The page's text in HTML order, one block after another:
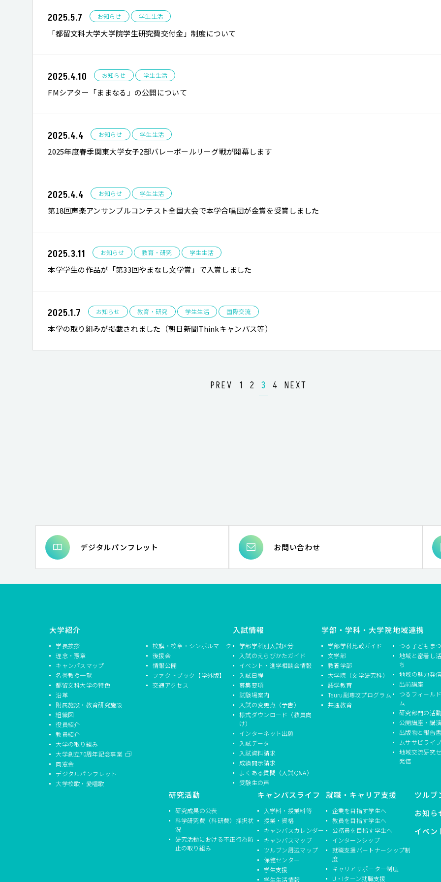
2025.5.7 お知らせ 学生生活
「都留文科大学大学院学生研究費交付金」制度について
2025.4.10 お知らせ 学生生活
FMシアター「ままなる」の公開について
2025.4.4 お知らせ 学生生活
2025年度春季関東大学女子2部バレーボールリーグ戦が開幕します
2025.4.4 お知らせ 学生生活
第18回声楽アンサンブルコンテスト全国大会で本学合唱団が金賞を受賞しました
2025.3.11 お知らせ 教育・研究 学生生活
本学学生の作品が「第33回やまなし文学賞」で入賞しました
2025.1.7 お知らせ 教育・研究 学生生活 国際交流
本学の取り組みが掲載されました（朝日新聞Thinkキャンパス等）
PREV 1 2 3 4 NEXT
デジタルパンフレット お問い合わせ
大学紹介
学長挨拶
理念・憲章
キャンパスマップ
名誉教授一覧
都留文科大学の特色
沿革
附属施設・教育研究施設
組織図
役員紹介
教員紹介
大学の取り組み
大学創立70周年記念事業
同窓会
デジタルパンフレット
大学校歌・愛唱歌
校旗・校章・シンボルマーク
後援会
情報公開
ファクトブック【学外版】
交通アクセス
入試情報
学部学科別入試区分
入試のえらびかたガイド
イベント・進学相談会情報
入試日程
募集要項
試験場案内
入試の変更点（予告）
様式ダウンロード（教員向
け）
インターネット出願
入試データ
入試資料請求
成績開示請求
よくある質問（入試Q&A）
受験生の声
学部・学科・大学院
学部学科比較ガイド
文学部
教養学部
大学院（文学研究科）
語学教育
Tsuru副専攻プログラム
共通教育
地域連携
つる子どもま
地域と密着し
ち
地域の魅力発
出前講座
つるフィール
ム
研究部門の活
公開講座・講
出版物と報告
ムササビライ
地域交流研究
発信
研究活動
研究成果の公表
科学研究費（科研費）採択状
況
研究活動における不正行為防
止の取り組み
キャンパスライフ
入学料・授業料等
授業・資格
キャンパスカレンダー
キャンパスマップ
ツルブン周辺マップ
保健センター
学生支援
学生生活情報
就職・キャリア支援
企業を目指す学生へ
教員を目指す学生へ
公務員を目指す学生へ
インターンシップ
就職支援パートナーシップ制
度
キャリアサポーター制度
U・Iターン就職支援
ツルブ
お知ら
イベン